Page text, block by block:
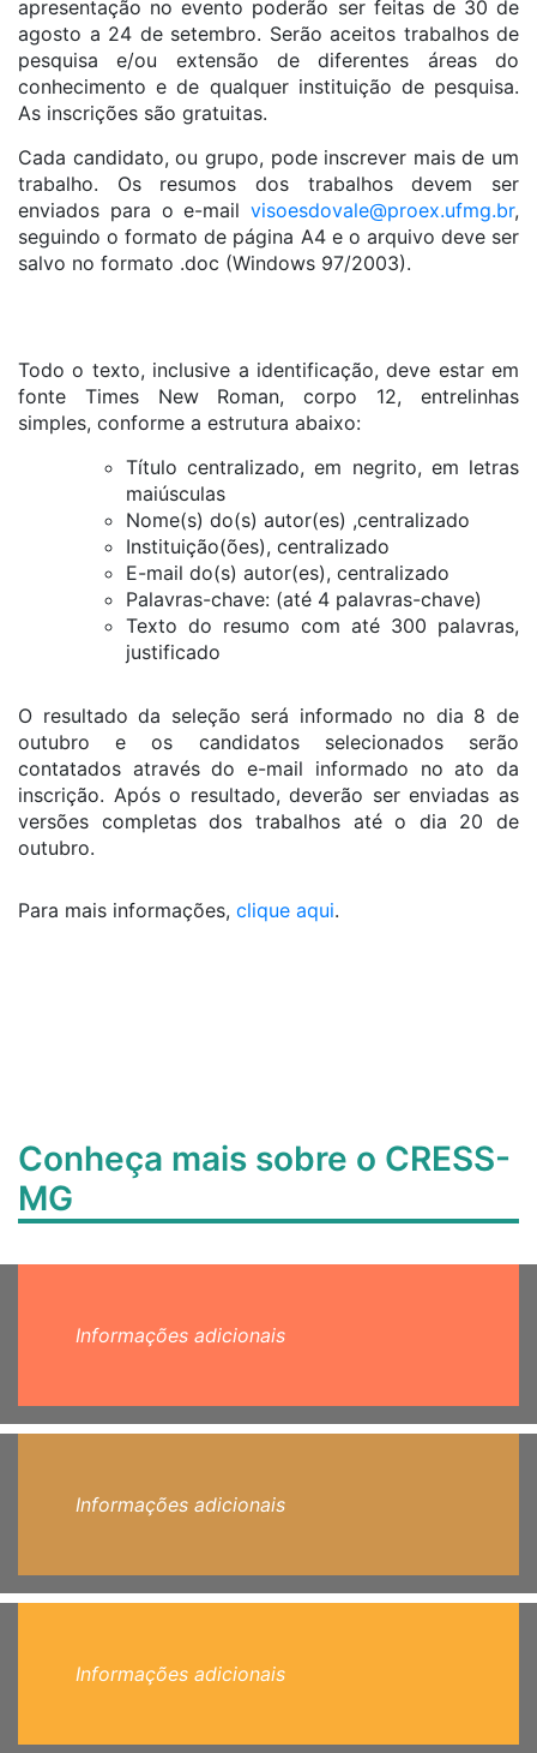
apresentação no evento poderão ser feitas de 30 de
agosto a 24 de setembro. Serão aceitos trabalhos de
pesquisa e/ou extensão de diferentes áreas do
conhecimento e de qualquer instituição de pesquisa.
As inscrições são gratuitas.
Cada candidato, ou grupo, pode inscrever mais de um
trabalho. Os resumos dos trabalhos devem ser
enviados para o e-mail visoesdovale@proex.ufmg.br,
seguindo o formato de página A4 e o arquivo deve ser
salvo no formato .doc (Windows 97/2003).
Todo o texto, inclusive a identificação, deve estar em
fonte Times New Roman, corpo 12, entrelinhas
simples, conforme a estrutura abaixo:
Título centralizado, em negrito, em letras
maiúsculas
Nome(s) do(s) autor(es) ,centralizado
Instituição(ões), centralizado
E-mail do(s) autor(es), centralizado
Palavras-chave: (até 4 palavras-chave)
Texto do resumo com até 300 palavras,
justificado
O resultado da seleção será informado no dia 8 de
outubro e os candidatos selecionados serão
contatados através do e-mail informado no ato da
inscrição. Após o resultado, deverão ser enviadas as
versões completas dos trabalhos até o dia 20 de
outubro.
Para mais informações, clique aqui.
Conheça mais sobre o CRESS-
MG
Informações adicionais
Informações adicionais
Informações adicionais